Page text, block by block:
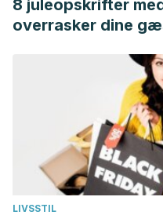
8 juleopskrifter
overrasker dine
LIVSSTIL